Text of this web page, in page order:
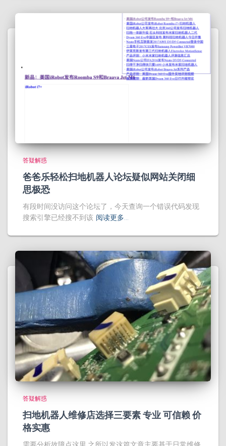
答疑解惑
爸爸乐轻松扫地机器人论坛疑似网站关闭细
思极恐
有段时间没访问这个论坛了，今天查询一个错误代码发现
搜索引擎已经搜不到该 阅读更多…
答疑解惑
扫地机器人维修店选择三要素 专业 可信赖 价
格实惠